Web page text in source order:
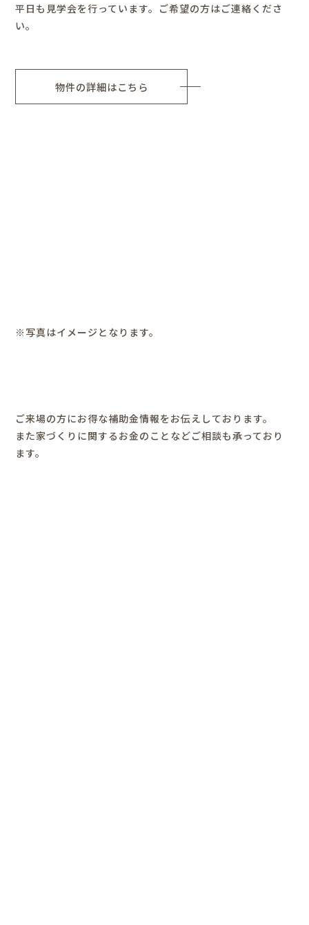
平日も見学会を行っています。ご希望の方はご連絡くださ
い。
物件の詳細はこちら
※写真はイメージとなります。
ご来場の方にお得な補助金情報をお伝えしております。
また家づくりに関するお金のことなどご相談も承っており
ます。